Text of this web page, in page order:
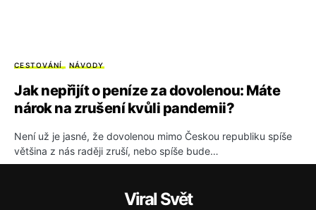
CESTOVÁNÍ NÁVODY
Jak nepřijít o peníze za dovolenou: Máte
nárok na zrušení kvůli pandemii?
Není už je jasné, že dovolenou mimo Českou republiku spíše
většina z nás raději zruší, nebo spíše bude…
Viral Svět